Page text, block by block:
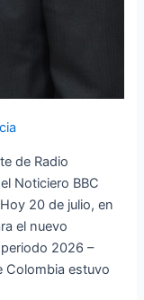
de Radio
Noticiero BBC
20 de julio, en
el nuevo
2026 –
Colombia estuvo